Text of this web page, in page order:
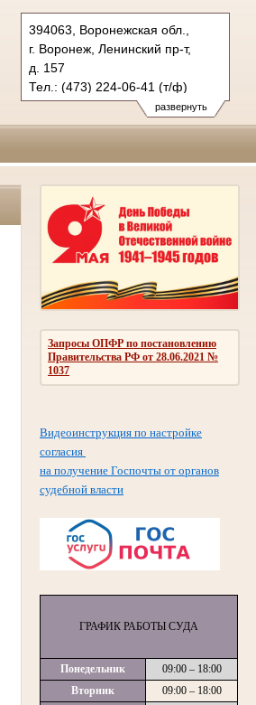
развернуть
394063, Воронежская обл.,
г. Воронеж, Ленинский пр-т,
д. 157
Тел.: (473) 224-06-41 (т/ф)
zheleznodorozhny.vrn@sudrf.ru
Запросы ОПФР по постановлению
Правительства РФ от 28.06.2021 №
1037
Видеоинструкция по настройке
согласия
на получение Госпочты от органов
судебной власти
ГРАФИК РАБОТЫ СУДА
Понедельник
09:00 – 18:00
Вторник
09:00 – 18:00